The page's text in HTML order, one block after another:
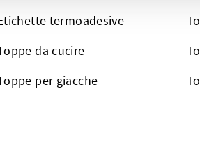
termoadesive
da cucire
per giacche